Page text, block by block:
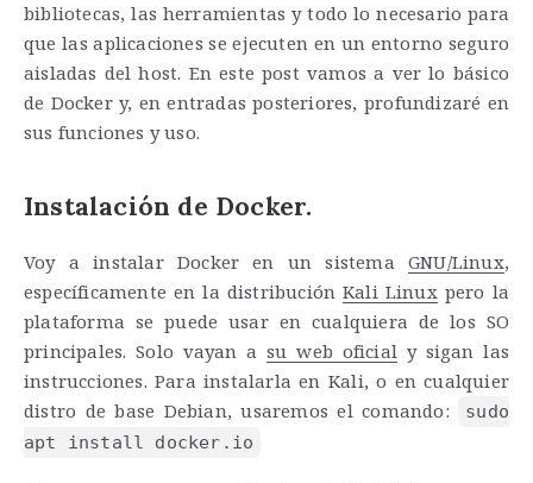
bibliotecas, las herramientas y todo lo necesario para
que las aplicaciones se ejecuten en un entorno seguro
aisladas del host. En este post vamos a ver lo básico
de Docker y, en entradas posteriores, profundizaré en
sus funciones y uso.
Instalación de Docker.
Voy a instalar Docker en un sistema GNU/Linux,
específicamente en la distribuciónKali Linuxpero la
plataforma se puede usar en cualquiera de los SO
principales. Solo vayan asu web oficial y sigan las
instrucciones. Para instalarla en Kali, o en cualquier
distro de base Debian, usaremos el comando:
sudo
apt install docker.io